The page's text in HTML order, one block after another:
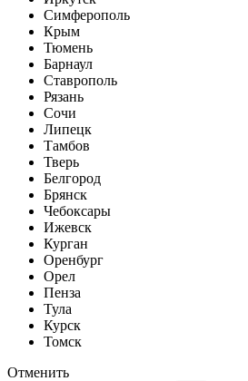
Симферополь
Крым
Тюмень
Барнаул
Ставрополь
Рязань
Сочи
Липецк
Тамбов
Тверь
Белгород
Брянск
Чебоксары
Ижевск
Курган
Оренбург
Орел
Пенза
Тула
Курск
Томск
Отменить